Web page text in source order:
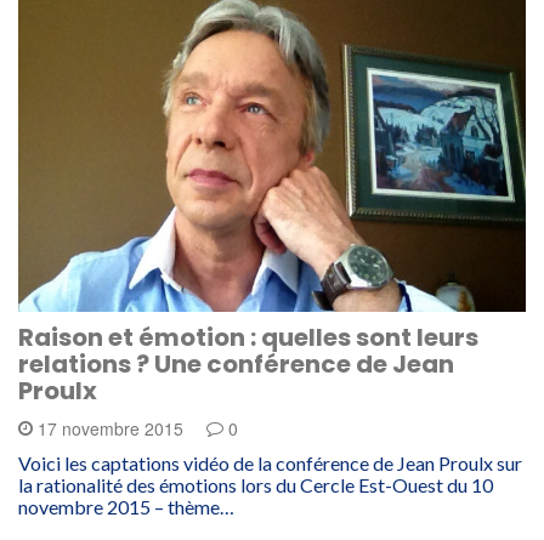
Raison et émotion : quelles sont leurs
relations ? Une conférence de Jean
Proulx
17 novembre 2015 0
Voici les captations vidéo de la conférence de Jean Proulx sur
la rationalité des émotions lors du Cercle Est-Ouest du 10
novembre 2015 – thème…